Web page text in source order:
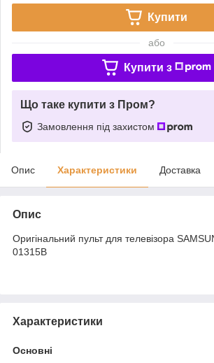
Купити
або
Купити з
Що таке купити з Пром?
Замовлення під захистом
Опис Характеристики Доставка
Опис
Оригінальний пульт для телевізора
01315B
Характеристики
Основні